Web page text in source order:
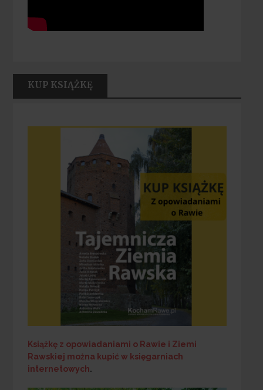
KUP KSIĄŻKĘ
Książkę z opowiadaniami o Rawie i Ziemi
Rawskiej można kupić w księgarniach
internetowych.